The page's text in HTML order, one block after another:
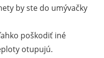
by ste do umývačky
poškodiť iné
otupujú.